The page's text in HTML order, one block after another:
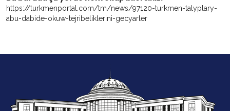
https://turkmenportal.com/tm/news/97120-turkmen-talyplary-
abu-dabide-okuw-tejribeliklerini-gecyarler